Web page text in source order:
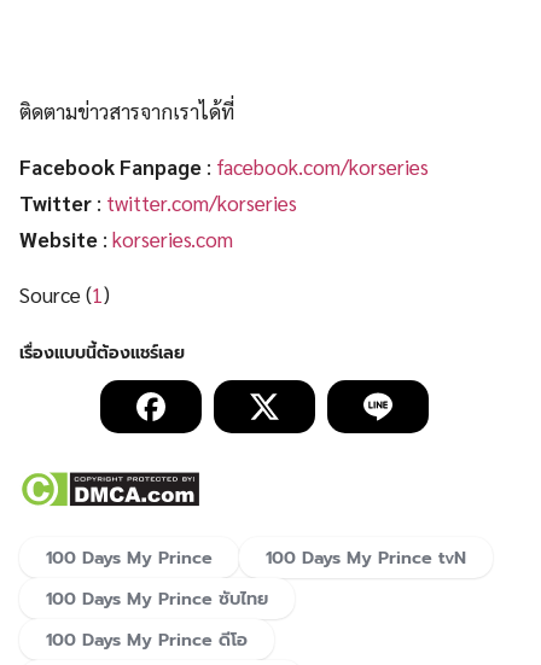
ติดตามข่าวสารจากเราได้ที่
Facebook Fanpage : facebook.com/korseries
Twitter : twitter.com/korseries
Website : korseries.com
Source (1)
100 Days My Prince
100 Days My Prince tvN
100 Days My Prince ซับไทย
100 Days My Prince ดีโอ